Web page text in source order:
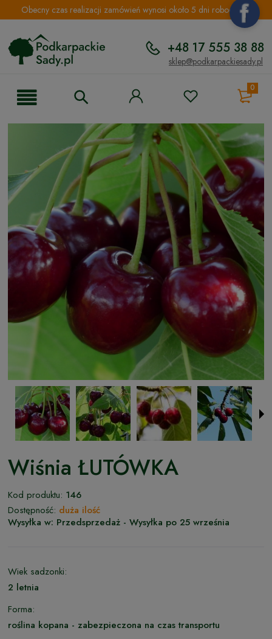
Obecny czas realizacji zamówień wynosi około 5 dni roboczych.
+48 17 555 38 88
sklep@podkarpackiesady.pl
0
Wiśnia ŁUTÓWKA
Kod produktu: 146
Dostępność: duża ilość
Wysyłka w: Przedsprzedaż - Wysyłka po 25 września
Wiek sadzonki:
2 letnia
Forma:
roślina kopana - zabezpieczona na czas transportu